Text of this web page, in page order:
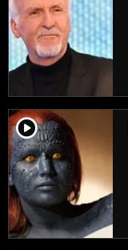
player2